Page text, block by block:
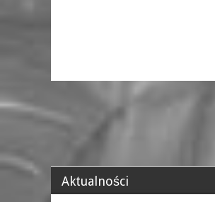
Aktualności